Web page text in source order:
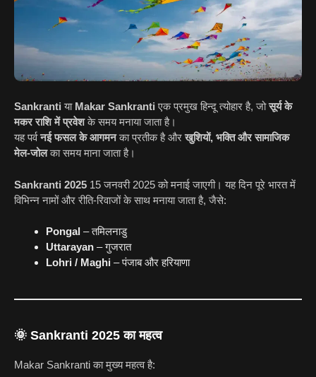
Sankranti या Makar Sankranti एक प्रमुख हिन्दू त्योहार है, जोसूर्य के
मकर राशि में प्रवेशके समय मनाया जाता है।
यह पर्वनई फसल के आगमनका प्रतीक है औरखुशियों, भक्ति और सामाजिक
मेल-जोलका समय माना जाता है।
Sankranti 2025 15 जनवरी 2025 को मनाई जाएगी। यह दिन पूरे भारत में
विभिन्न नामों और रीति-रिवाजों के साथ मनाया जाता है, जैसे:
Pongal – तमिलनाडु
Uttarayan – गुजरात
Lohri / Maghi – पंजाब और हरियाणा
🌞 Sankranti 2025 का महत्व
Makar Sankranti का मुख्य महत्व है: